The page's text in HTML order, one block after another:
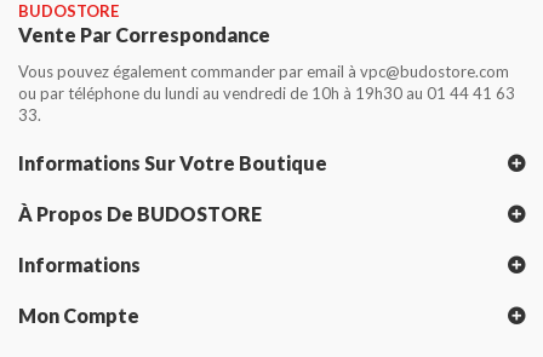
BUDOSTORE
Vente Par Correspondance
Vous pouvez également commander par email à vpc@budostore.com
ou par téléphone du lundi au vendredi de 10h à 19h30 au 01 44 41 63
33.
Informations Sur Votre Boutique
À Propos De BUDOSTORE
Informations
Mon Compte